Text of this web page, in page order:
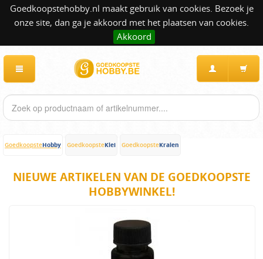
Goedkoopstehobby.nl maakt gebruik van cookies. Bezoek je
onze site, dan ga je akkoord met het plaatsen van cookies.
Akkoord
GoedkoopsteHobby GoedkoopsteKlei GoedkoopsteKralen
NIEUWE ARTIKELEN VAN DE GOEDKOOPSTE
HOBBYWINKEL!